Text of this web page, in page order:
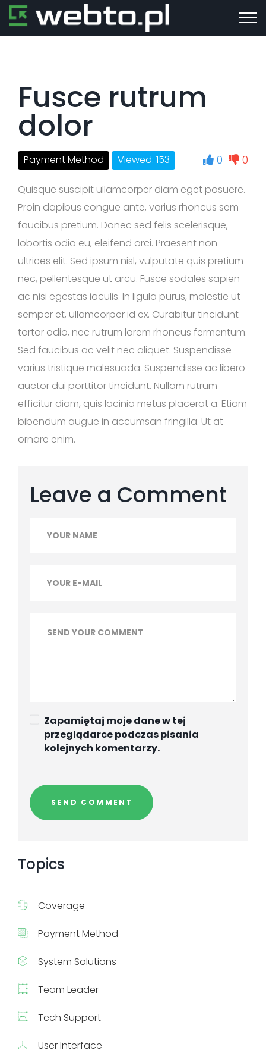
Fusce rutrum
dolor
Payment Method Viewed: 153 0 0
Quisque suscipit ullamcorper diam eget posuere.
Proin dapibus congue ante, varius rhoncus sem
faucibus pretium. Donec sed felis scelerisque,
lobortis odio eu, eleifend orci. Praesent non
ultrices elit. Sed ipsum nisl, vulputate quis pretium
nec, pellentesque ut arcu. Fusce sodales sapien
ac nisi egestas iaculis. In ligula purus, molestie ut
semper et, ullamcorper id ex. Curabitur tincidunt
tortor odio, nec rutrum lorem rhoncus fermentum.
Sed faucibus ac velit nec aliquet. Suspendisse
varius tristique malesuada. Suspendisse ac libero
auctor dui porttitor tincidunt. Nullam rutrum
efficitur diam, quis lacinia metus placerat a. Etiam
bibendum augue in accumsan fringilla. Ut at
ornare enim.
Leave a Comment
Zapamiętaj moje dane w tej
przeglądarce podczas pisania
kolejnych komentarzy.
Topics
Coverage
Payment Method
System Solutions
Team Leader
Tech Support
User Interface